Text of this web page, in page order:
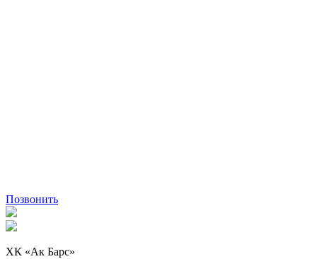
Позвонить
ХК «Ак Барс»